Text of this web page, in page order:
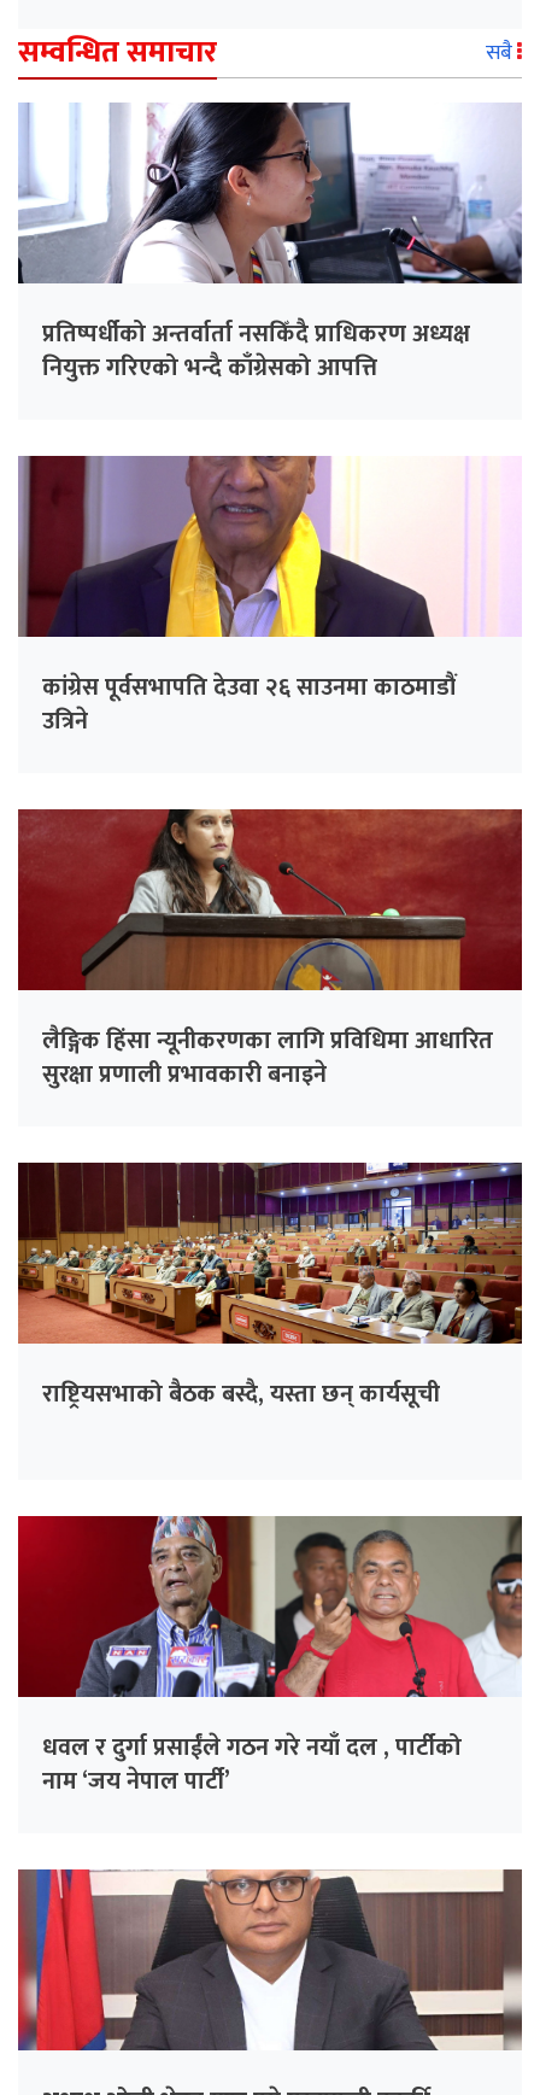
सम्वन्धित समाचार सबै
प्रतिष्पर्धीको अन्तर्वार्ता नसकिँदै प्राधिकरण अध्यक्ष
नियुक्त गरिएको भन्दै काँग्रेसको आपत्ति
कांग्रेस पूर्वसभापति देउवा २६ साउनमा काठमाडौं
उत्रिने
लैङ्गिक हिंसा न्यूनीकरणका लागि प्रविधिमा आधारित
सुरक्षा प्रणाली प्रभावकारी बनाइने
राष्ट्रियसभाको बैठक बस्दै, यस्ता छन् कार्यसूची
धवल र दुर्गा प्रसाईंले गठन गरे नयाँ दल , पार्टीको
नाम ‘जय नेपाल पार्टी’